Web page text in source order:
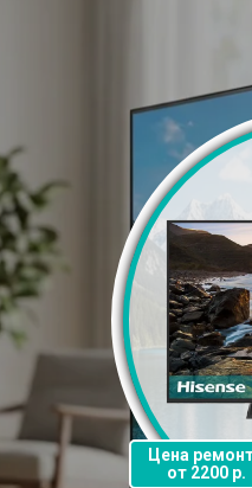
Цена
от 2200 р.